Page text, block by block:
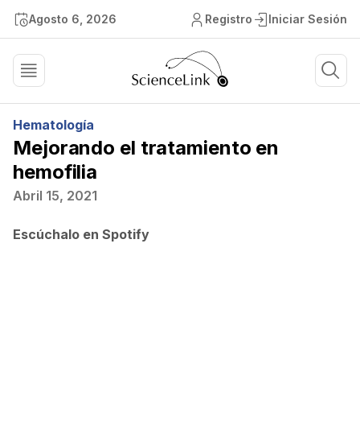
Agosto 6, 2026 Registro Iniciar Sesión
Hematología
Mejorando el tratamiento en
hemofilia
Abril 15, 2021
Escúchalo en Spotify